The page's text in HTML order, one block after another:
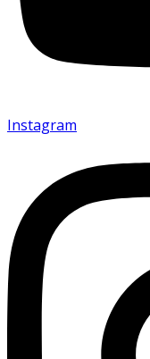
Instagram